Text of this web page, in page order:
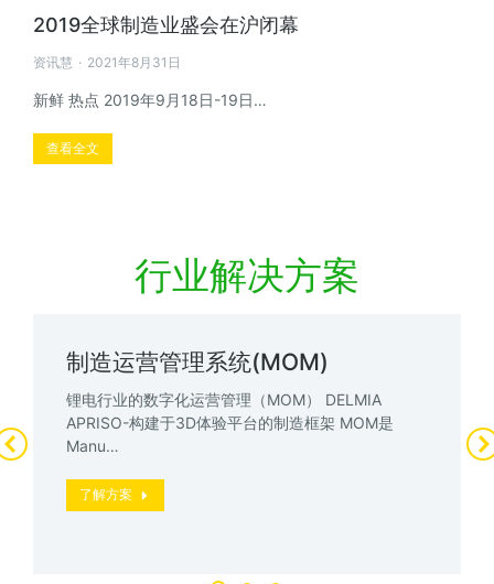
2019全球制造业盛会在沪闭幕
资讯慧 2021年8月31日
新鲜 热点 2019年9月18日-19日…
查看全文
行业解决方案
制造运营管理系统(MOM)
锂电行业的数字化运营管理（MOM） DELMIA
APRISO-构建于3D体验平台的制造框架 MOM是
Manu…
了解方案